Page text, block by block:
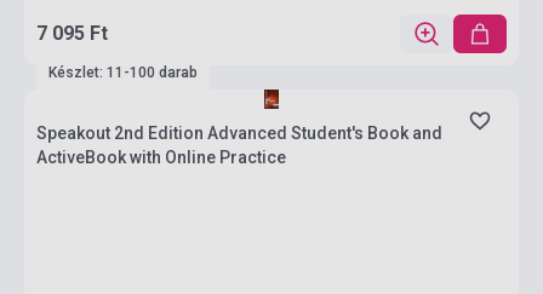
7 095 Ft
Készlet: 11-100 darab
Speakout 2nd Edition Advanced Student's Book and
ActiveBook with Online Practice